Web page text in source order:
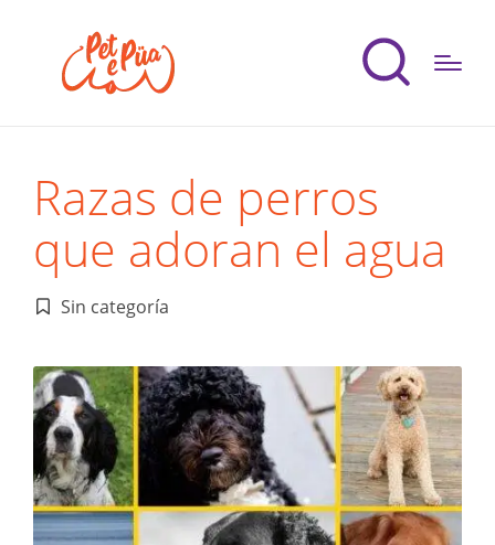
Razas de perros
que adoran el agua
Publicado
Sin categoría